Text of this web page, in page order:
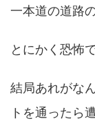
一本道の道路
とにかく恐怖
結局あれがな
トを通ったら